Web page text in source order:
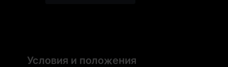
Условия и положения